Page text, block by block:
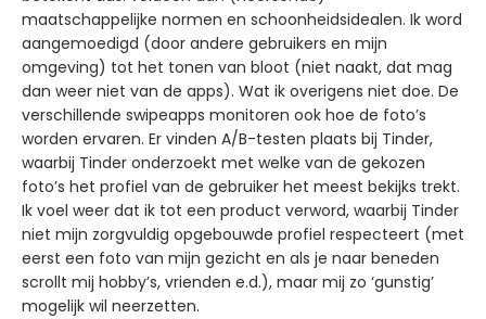
maatschappelijke normen en schoonheidsidealen. Ik word
aangemoedigd (door andere gebruikers en mijn
omgeving) tot het tonen van bloot (niet naakt, dat mag
dan weer niet van de apps). Wat ik overigens niet doe. De
verschillende swipeapps monitoren ook hoe de foto’s
worden ervaren. Er vinden A/B-testen plaats bij Tinder,
waarbij Tinder onderzoekt met welke van de gekozen
foto’s het profiel van de gebruiker het meest bekijks trekt.
Ik voel weer dat ik tot een product verword, waarbij Tinder
niet mijn zorgvuldig opgebouwde profiel respecteert (met
eerst een foto van mijn gezicht en als je naar beneden
scrollt mij hobby’s, vrienden e.d.), maar mij zo ‘gunstig’
mogelijk wil neerzetten.